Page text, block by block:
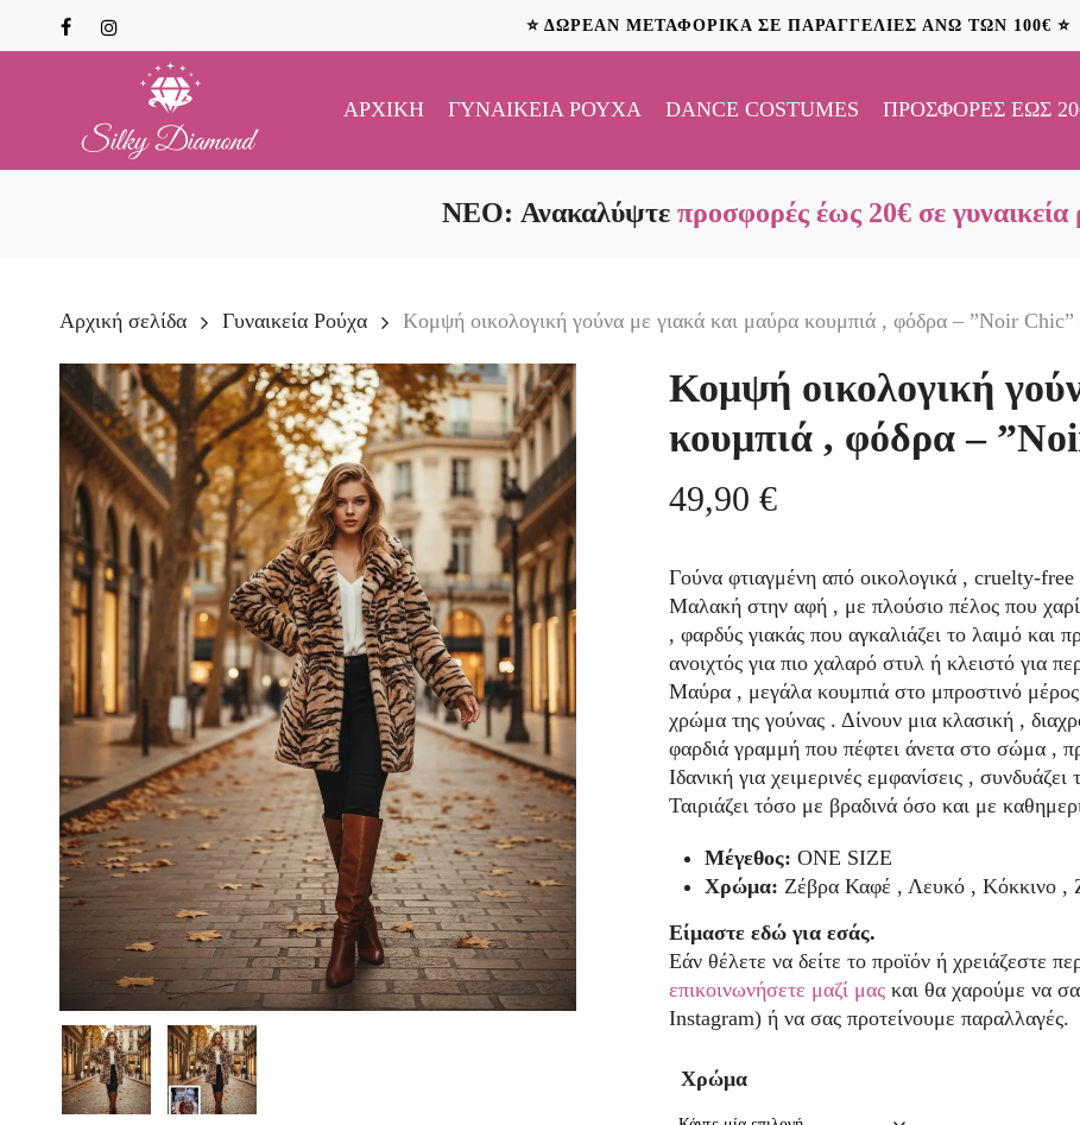
facebookinstagram ⭐ ΔΩΡΕΑΝ ΜΕΤΑΦΟΡΙΚΑ ΣΕ ΠΑΡΑΓΓΕΛΙΕΣ ΑΝΩ ΤΩΝ 100€ ⭐
ΑΡΧΙΚΉ ΓΥΝΑΙΚΕΊΑ ΡΟΎΧΑ DANCE COSTUMES ΠΡΟΣΦΟΡΈΣ ΈΩΣ
NEO: Ανακαλύψτε προσφορές έως 20€ σε γυναικεία
Αρχική σελίδα Γυναικεία Ρούχα Κομψή οικολογική γούνα με γιακά και μαύρα κουμπιά , φόδρα – ”Noir
Κομψή οικολογική
κουμπιά , φόδρα –
49,90 €
Γούνα φτιαγμένη από οικολογικά , cruelty-
Μαλακή στην αφή , με πλούσιο πέλος που
, φαρδύς γιακάς που αγκαλιάζει το λαιμό και
ανοιχτός για πιο χαλαρό στυλ ή κλειστό για
Μαύρα , μεγάλα κουμπιά στο μπροστινό
χρώμα της γούνας . Δίνουν μια κλασική ,
φαρδιά γραμμή που πέφτει άνετα στο σώμα ,
Ιδανική για χειμερινές εμφανίσεις ,
Ταιριάζει τόσο με βραδινά όσο και με
Μέγεθος: ONE SIZE
Χρώμα: Ζέβρα Καφέ , Λευκό , Κόκκινο ,
Είμαστε εδώ για εσάς.
Εάν θέλετε να δείτε το προϊόν ή χρειάζεστε
επικοινωνήσετε μαζί μαςκαι θα χαρούμε να
Instagram) ή να σας προτείνουμε παραλλαγές.
Χρώμα